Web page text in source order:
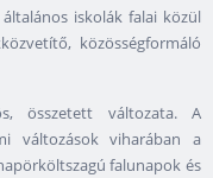
iskolák falai közül
közösségformáló
összetett változata. A
változások viharában a
falunapok és